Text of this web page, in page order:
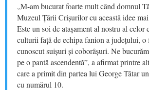
„M-am bucurat foarte mult când domnul
Muzeul Țării Crișurilor cu această idee
Este un soi de atașament al nostru al celor
culturii față de echipa fanion a județului, o
cunoscut suișuri și coborâșuri. Ne
pe o pantă ascendentă”, a afirmat printre
care a primit din partea lui George Tătar
cu numărul 10.